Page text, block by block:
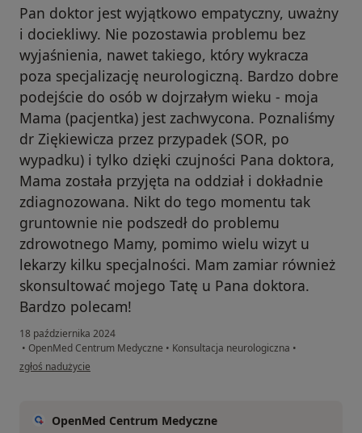
Pan doktor jest wyjątkowo empatyczny, uważny
i dociekliwy. Nie pozostawia problemu bez
wyjaśnienia, nawet takiego, który wykracza
poza specjalizację neurologiczną. Bardzo dobre
podejście do osób w dojrzałym wieku - moja
Mama (pacjentka) jest zachwycona. Poznaliśmy
dr Ziękiewicza przez przypadek (SOR, po
wypadku) i tylko dzięki czujności Pana doktora,
Mama została przyjęta na oddział i dokładnie
zdiagnozowana. Nikt do tego momentu tak
gruntownie nie podszedł do problemu
zdrowotnego Mamy, pomimo wielu wizyt u
lekarzy kilku specjalności. Mam zamiar również
skonsultować mojego Tatę u Pana doktora.
Bardzo polecam!
18 października 2024
• OpenMed Centrum Medyczne • Konsultacja neurologiczna •
w opinii użytkownika JoannaCh
zgłoś nadużycie
OpenMed Centrum Medyczne